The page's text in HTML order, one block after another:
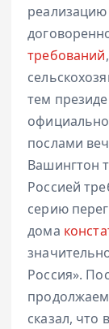
реализацию
требований
тем
послами
Вашингтон
Россией
серию
дома
Россия».
сказал, что